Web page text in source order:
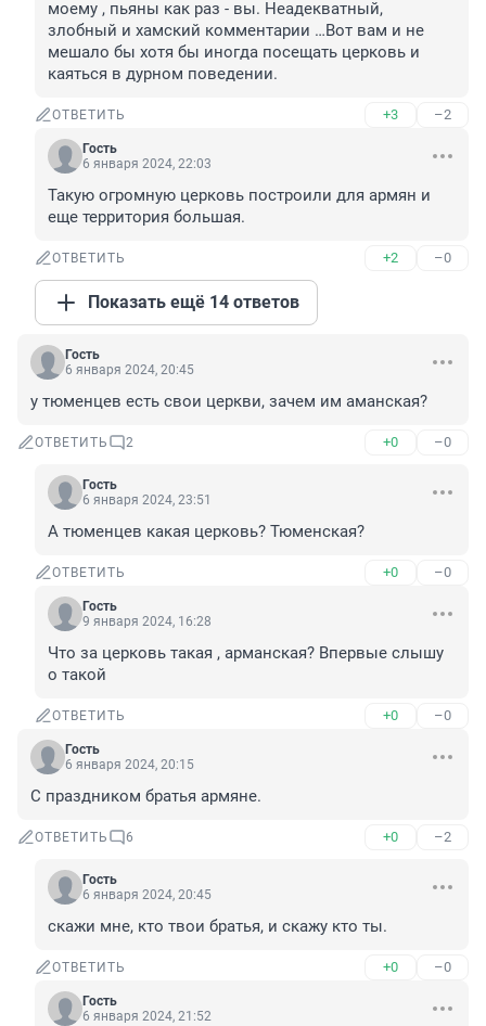
моему , пьяны как раз - вы. Неадекватный,
злобный и хамский комментарии …Вот вам и не
мешало бы хотя бы иногда посещать церковь и
каяться в дурном поведении.
ОТВЕТИТЬ +3 –2
Гость
6 января 2024, 22:03
Такую огромную церковь построили для армян и
еще территория большая.
ОТВЕТИТЬ +2 –0
Показать ещё 14 ответов
Гость
6 января 2024, 20:45
у тюменцев есть свои церкви, зачем им аманская?
ОТВЕТИТЬ 2 +0 –0
Гость
6 января 2024, 23:51
А тюменцев какая церковь? Тюменская?
ОТВЕТИТЬ +0 –0
Гость
9 января 2024, 16:28
Что за церковь такая , арманская? Впервые слышу
о такой
ОТВЕТИТЬ +0 –0
Гость
6 января 2024, 20:15
С праздником братья армяне.
ОТВЕТИТЬ 6 +0 –2
Гость
6 января 2024, 20:45
скажи мне, кто твои братья, и скажу кто ты.
ОТВЕТИТЬ +0 –0
Гость
6 января 2024, 21:52